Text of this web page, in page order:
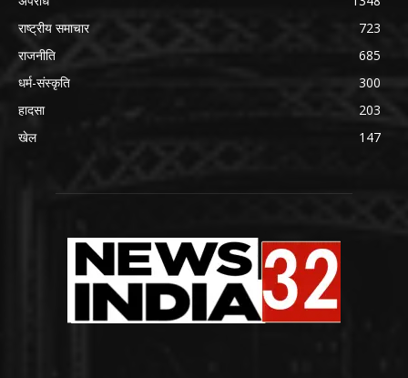
राष्ट्रीय समाचार
723
राजनीति
685
धर्म-संस्कृति
300
हादसा
203
खेल
147